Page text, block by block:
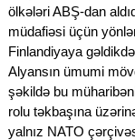
ölkələri ABŞ-dan
müdafiəsi üçün
Finlandiyaya
Alyansın ümumi
şəkildə bu
rolu təkbaşına
yalnız NATO